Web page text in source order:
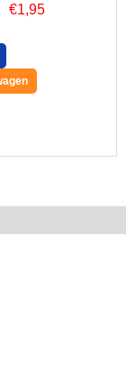
€1,95